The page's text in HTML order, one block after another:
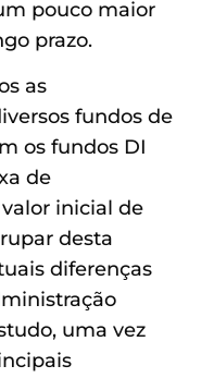
pouco maior
prazo.
as
fundos de
os fundos DI
de
inicial de
desta
diferenças
uma vez